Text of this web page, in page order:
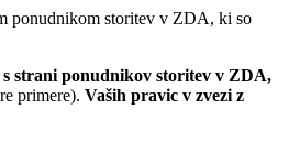
ponudnikom storitev v ZDA, ki so
s strani ponudnikov storitev v ZDA,
primere). Vaših pravic v zvezi z